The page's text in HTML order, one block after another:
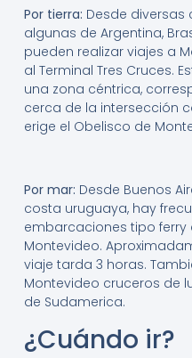
Por tierra: Desde diversas
algunas de Argentina,
pueden realizar viajes a
al Terminal Tres Cruces.
una zona céntrica,
cerca de la intersección
erige el Obelisco de
Por mar: Desde Buenos
costa uruguaya, hay
embarcaciones tipo ferry
Montevideo.
viaje tarda 3 horas.
Montevideo cruceros de
de Sudamerica.
¿Cuándo ir?